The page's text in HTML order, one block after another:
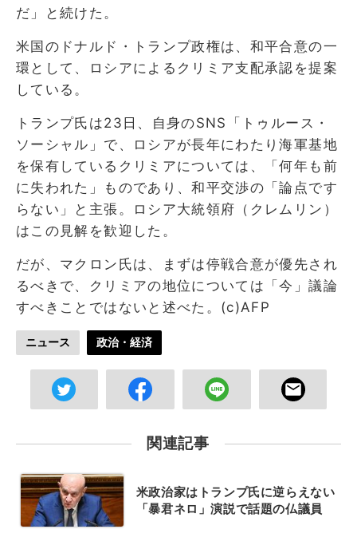
だ」と続けた。
米国のドナルド・トランプ政権は、和平合意の一
環として、ロシアによるクリミア支配承認を提案
している。
トランプ氏は23日、自身のSNS「トゥルース・
ソーシャル」で、ロシアが長年にわたり海軍基地
を保有しているクリミアについては、「何年も前
に失われた」ものであり、和平交渉の「論点です
らない」と主張。ロシア大統領府（クレムリン）
はこの見解を歓迎した。
だが、マクロン氏は、まずは停戦合意が優先され
るべきで、クリミアの地位については「今」議論
すべきことではないと述べた。(c)AFP
ニュース 政治・経済
関連記事
米政治家はトランプ氏に逆らえない
「暴君ネロ」演説で話題の仏議員